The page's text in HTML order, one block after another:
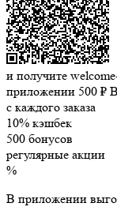
и получите
приложении 500 ₽
с каждого заказа
10% кэшбек
500 бонусов
регулярные акции
%
В приложении